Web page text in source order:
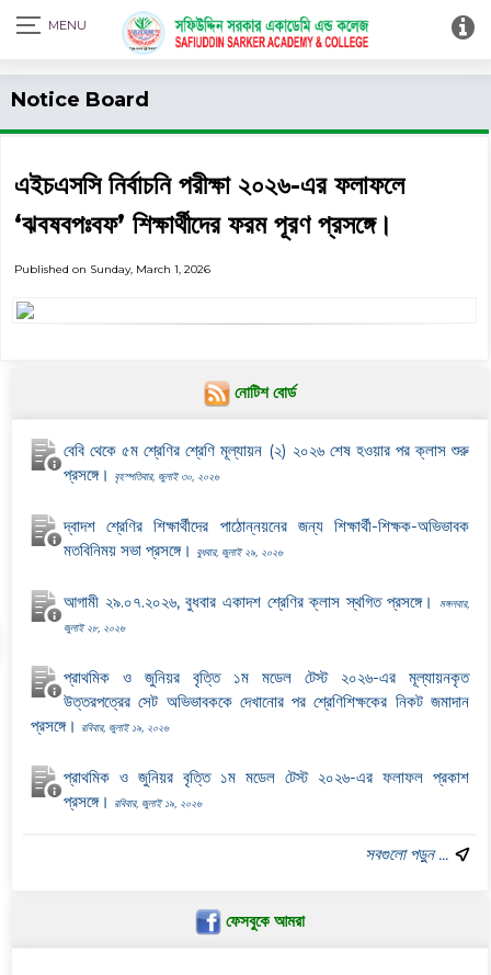
Print Admit Card
Notice Board
এইচএসসি নির্বাচনি পরীক্ষা ২০২৬-এর ফলাফলে
‘ঝবষবপঃবফ’ শিক্ষার্থীদের ফরম পূরণ প্রসঙ্গে।
Published on Sunday, March 1, 2026
নোটিশ বোর্ড
বেবি থেকে ৫ম শ্রেণির শ্রেণি মূল্যায়ন (২) ২০২৬ শেষ হওয়ার পর ক্লাস শুরু
প্রসঙ্গে।
বৃহস্পতিবার, জুলাই ৩০, ২০২৬
দ্বাদশ শ্রেণির শিক্ষার্থীদের পাঠোন্নয়নের জন্য শিক্ষার্থী-শিক্ষক-অভিভাবক
মতবিনিময় সভা প্রসঙ্গে।
বুধবার, জুলাই ২৯, ২০২৬
আগামী ২৯.০৭.২০২৬, বুধবার একাদশ শ্রেণির ক্লাস স্থগিত প্রসঙ্গে।
মঙ্গলবার,
জুলাই ২৮, ২০২৬
প্রাথমিক ও জুনিয়র বৃত্তি ১ম মডেল টেস্ট ২০২৬-এর মূল্যায়নকৃত
উত্তরপত্রের সেট অভিভাবককে দেখানোর পর শ্রেণিশিক্ষকের নিকট জমাদান
প্রসঙ্গে।
রবিবার, জুলাই ১৯, ২০২৬
প্রাথমিক ও জুনিয়র বৃত্তি ১ম মডেল টেস্ট ২০২৬-এর ফলাফল প্রকাশ
প্রসঙ্গে।
রবিবার, জুলাই ১৯, ২০২৬
সবগুলো পড়ুন ...
ফেসবুকে আমরা